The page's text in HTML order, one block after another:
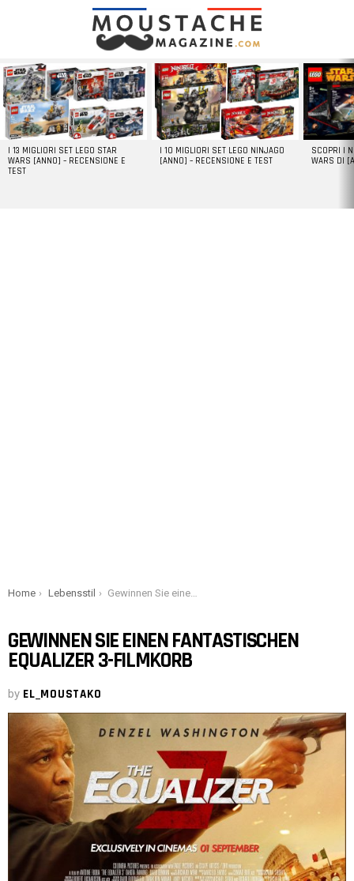
LATEST
STORIES
I 13 MIGLIORI SET LEGO STAR
WARS [ANNO] – RECENSIONE E
TEST
I 10 MIGLIORI SET LEGO NINJAGO
[ANNO] – RECENSIONE E TEST
SCOPRI I
WARS DI
You are here:
Home Lebensstil Gewinnen Sie einen fantastischen Equalizer 3-Filmkorb
GEWINNEN SIE EINEN FANTASTISCHEN
EQUALIZER 3-FILMKORB
by EL_MOUSTAKO